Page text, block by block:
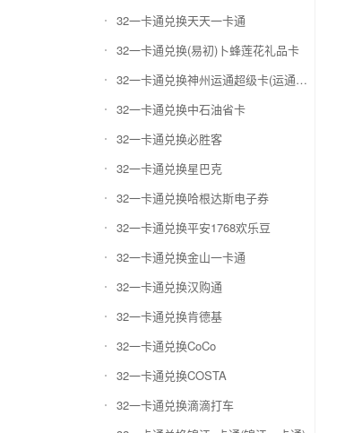
32一卡通兑换天天一卡通
32一卡通兑换(易初)卜蜂莲花礼品卡
32一卡通兑换神州运通超级卡(运通网购卡)
32一卡通兑换中石油省卡
32一卡通兑换必胜客
32一卡通兑换星巴克
32一卡通兑换哈根达斯电子券
32一卡通兑换平安1768欢乐豆
32一卡通兑换金山一卡通
32一卡通兑换汉购通
32一卡通兑换肯德基
32一卡通兑换CoCo
32一卡通兑换COSTA
32一卡通兑换滴滴打车